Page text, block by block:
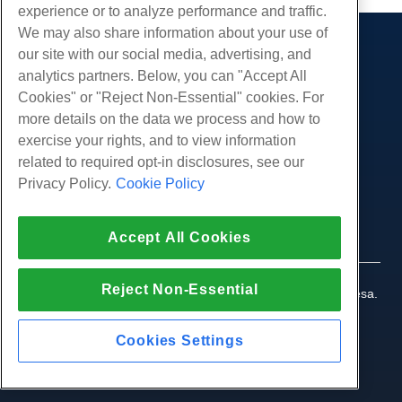
Produtos
Hospedagem na web
Hospedagem Empresarial
Revendedor com etiqueta em branco
Linux gerenciado VPS
Windows não gerenciado VPS
Servidores de nuvem
Balanceadores de carga
Armazenamento em Bloco
Armazenamento de Objetos
SSL Certificados
Hospedagem de aplicativos da Web.
Serviços
Migrações de sites
Comunidade
Documentação do Produto
Tutoriais
Companhia
Sobre nós
Contate-Nos
pressione
Programa de Afiliados
Aplicação da lei
Acordo de Afiliado
Apoio, suporte
Conversar ao vivo conosco
Abra um bilhete de suporte
Envie-nos um e-mail
© 2010-2026 Hostwinds, uma HostPapa Inc. empresa.
Todos os direitos reservados.
experience or to analyze performance and traffic.
We may also share information about your use of
our site with our social media, advertising, and
analytics partners. Below, you can "Accept All
Cookies" or "Reject Non-Essential" cookies. For
more details on the data we process and how to
exercise your rights, and to view information
related to required opt-in disclosures, see our
Privacy Policy. Cookie Policy
Accept All Cookies
Reject Non-Essential
Cookies Settings